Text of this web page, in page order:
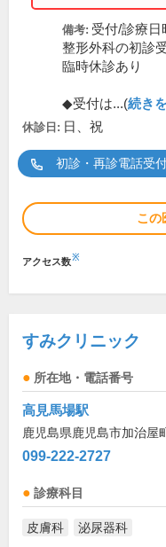
備考: 受付/診療日
整形外科の初診
臨時休診あり
◆受付は...(続き
休診日: 日、祝
初診・再診電話受
この
アクセス数※
すみクリニック
所在地・電話番号
高見馬場駅
鹿児島県鹿児島市加治屋
099-222-2727
診療科目
皮膚科 泌尿器科